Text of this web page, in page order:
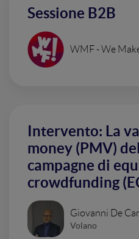
Sessione B2B
WMF - We
Intervento: La
money (PMV)
campagne di
crowdfunding
Giovanni De
Volano